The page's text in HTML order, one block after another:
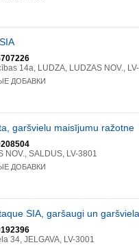
14a, LUDZA, LUDZAS NOV.,
ДОБАВКИ
garšvielu maisījumu ražotne
NOV., SALDUS, LV-3801
ДОБАВКИ
SIA, garšaugi un
34, JELGAVA, LV-3001